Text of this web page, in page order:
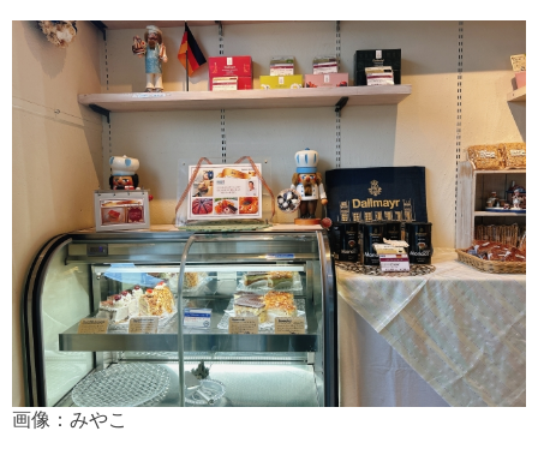
画像：みやこ